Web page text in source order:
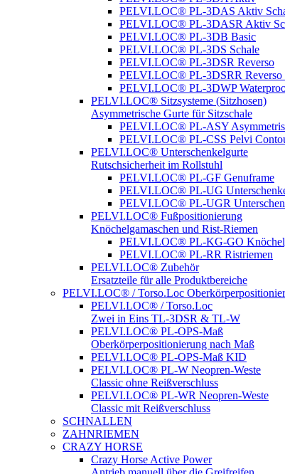
PELVI.LOC® PL-3DAS Aktiv
PELVI.LOC® PL-3DASR Aktiv
PELVI.LOC® PL-3DB Basic
PELVI.LOC® PL-3DS Schale
PELVI.LOC® PL-3DSR Reverso
PELVI.LOC® PL-3DSRR Reverso
PELVI.LOC® PL-3DWP
PELVI.LOC® Sitzsysteme (Sitzhosen)
Asymmetrische Gurte für Sitzschale
PELVI.LOC® PL-ASY
PELVI.LOC® PL-CSS Pelvi
PELVI.LOC® Unterschenkelgurte
Rutschsicherheit im Rollstuhl
PELVI.LOC® PL-GF Genuframe
PELVI.LOC® PL-UG
PELVI.LOC® PL-UGR
PELVI.LOC® Fußpositionierung
Knöchelgamaschen und Rist-Riemen
PELVI.LOC® PL-KG-GO
PELVI.LOC® PL-RR Ristriemen
PELVI.LOC® Zubehör
Ersatzteile für alle Produktbereiche
PELVI.LOC® / Torso.Loc
PELVI.LOC® / Torso.Loc
Zwei in Eins TL-3DSR & TL-W
PELVI.LOC® PL-OPS-Maß
Oberkörperpositionierung nach Maß
PELVI.LOC® PL-OPS-Maß KID
PELVI.LOC® PL-W Neopren-Weste
Classic ohne Reißverschluss
PELVI.LOC® PL-WR Neopren-Weste
Classic mit Reißverschluss
SCHNALLEN
ZAHNRIEMEN
CRAZY HORSE
Crazy Horse Active Power